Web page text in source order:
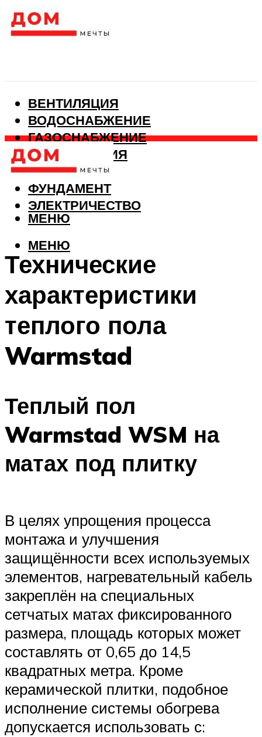
ВЕНТИЛЯЦИЯ
ВОДОСНАБЖЕНИЕ
ГАЗОСНАБЖЕНИЕ
КАНАЛИЗАЦИЯ
ОТОПЛЕНИЕ
ФУНДАМЕНТ
ЭЛЕКТРИЧЕСТВО
МЕНЮ
МЕНЮ
Технические
характеристики
теплого пола
Warmstad
Теплый пол
Warmstad WSM на
матах под плитку
В целях упрощения процесса
монтажа и улучшения
защищённости всех используемых
элементов, нагревательный кабель
закреплён на специальных
сетчатых матах фиксированного
размера, площадь которых может
составлять от 0,65 до 14,5
квадратных метра. Кроме
керамической плитки, подобное
исполнение системы обогрева
допускается использовать с: